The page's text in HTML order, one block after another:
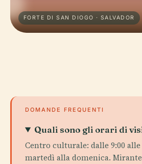
FORTE DI SAN DIOGO · SALVADOR
DOMANDE FREQUENTI
Quali sono gli orari di
Centro culturale: dalle 9:00 alle
martedì alla domenica.